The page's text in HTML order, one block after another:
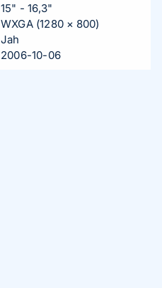
15" - 16,3"
WXGA (1280 × 800)
Jah
2006-10-06